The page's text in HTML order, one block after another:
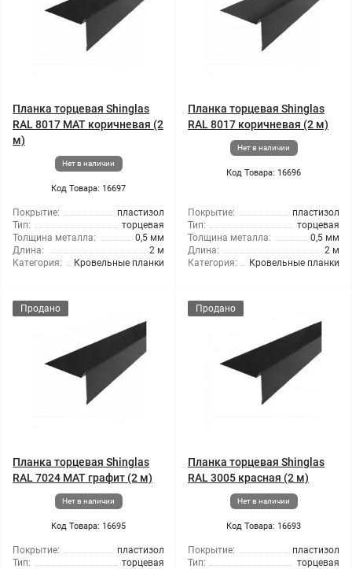
Планка торцевая Shinglas
RAL 8017 МАТ коричневая (2
м)
Нет в наличии
Код Товара: 16697
Покрытие:
пластизол
Тип:
торцевая
Толщина металла:
0,5 мм
Длина:
2 м
Категория:
Кровельные планки
Планка торцевая Shinglas
RAL 8017 коричневая (2 м)
Нет в наличии
Код Товара: 16696
Покрытие:
пластизол
Тип:
торцевая
Толщина металла:
0,5 мм
Длина:
2 м
Категория:
Кровельные планки
Продано
Планка торцевая Shinglas
RAL 7024 МАТ графит (2 м)
Нет в наличии
Код Товара: 16695
Покрытие:
пластизол
Тип:
торцевая
Продано
Планка торцевая Shinglas
RAL 3005 красная (2 м)
Нет в наличии
Код Товара: 16693
Покрытие:
пластизол
Тип:
торцевая